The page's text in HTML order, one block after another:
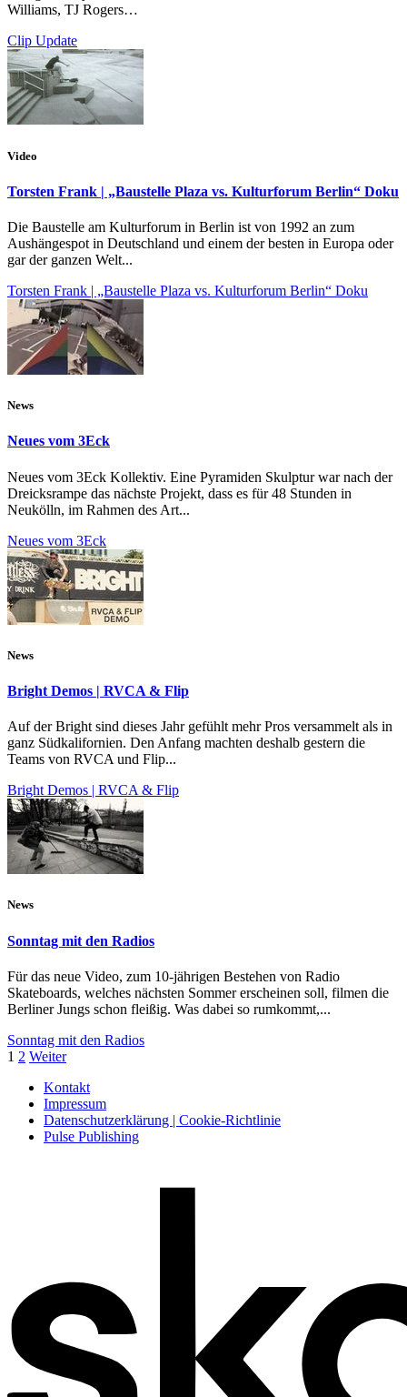
Williams, TJ Rogers…
Clip Update
Video
Torsten Frank | „Baustelle Plaza vs. Kulturforum Berlin“ Doku
Die Baustelle am Kulturforum in Berlin ist von 1992 an zum
Aushängespot in Deutschland und einem der besten in Europa oder
gar der ganzen Welt...
Torsten Frank | „Baustelle Plaza vs. Kulturforum Berlin“ Doku
News
Neues vom 3Eck
Neues vom 3Eck Kollektiv. Eine Pyramiden Skulptur war nach der
Dreicksrampe das nächste Projekt, dass es für 48 Stunden in
Neukölln, im Rahmen des Art...
Neues vom 3Eck
News
Bright Demos | RVCA & Flip
Auf der Bright sind dieses Jahr gefühlt mehr Pros versammelt als in
ganz Südkalifornien. Den Anfang machten deshalb gestern die
Teams von RVCA und Flip...
Bright Demos | RVCA & Flip
News
Sonntag mit den Radios
Für das neue Video, zum 10-jährigen Bestehen von Radio
Skateboards, welches nächsten Sommer erscheinen soll, filmen die
Berliner Jungs schon fleißig. Was dabei so rumkommt,...
Sonntag mit den Radios
1 2 Weiter
Kontakt
Impressum
Datenschutzerklärung | Cookie-Richtlinie
Pulse Publishing